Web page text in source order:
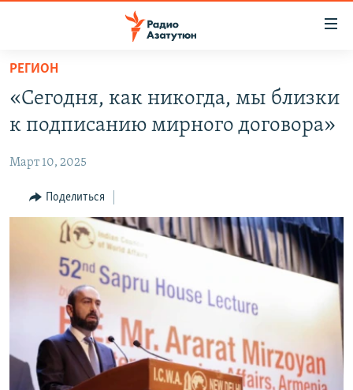
Перейти
основному
содержанию
навигации
Перейти
НОВОСТИ
ОБЩЕСТВО
ЭКОНОМИКА
РЕГИОН
НАГОРНЫЙ КАРАБАХ
КУЛЬТУРА
АРХИВ
Հայերեն
РЕГИОН
«Сегодня, как никогда, мы близки
к подписанию мирного договора»
Март 10, 2025
Поделиться